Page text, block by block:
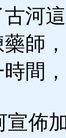
河
師
間
佈